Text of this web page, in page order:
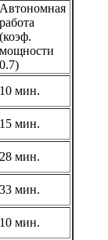
Автономная
работа
(коэф.
мощности
0.7)
10 мин.
15 мин.
28 мин.
33 мин.
10 мин.